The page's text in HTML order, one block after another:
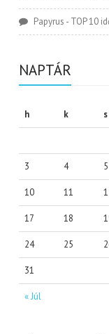
Papyrus - TOP 10
NAPTÁR
h
k s
« Júl
3 4 5
10 11
17 18
24 25
31